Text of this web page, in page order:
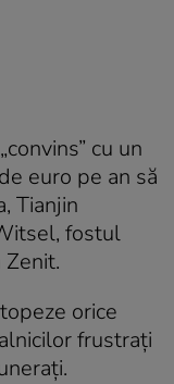
cu un
euro pe an să
Tianjin
fostul
orice
frustrați